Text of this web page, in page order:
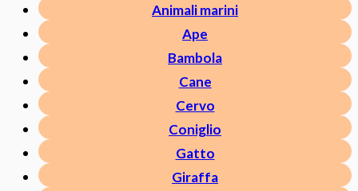
Animali marini
Ape
Bambola
Cane
Cervo
Coniglio
Gatto
Giraffa